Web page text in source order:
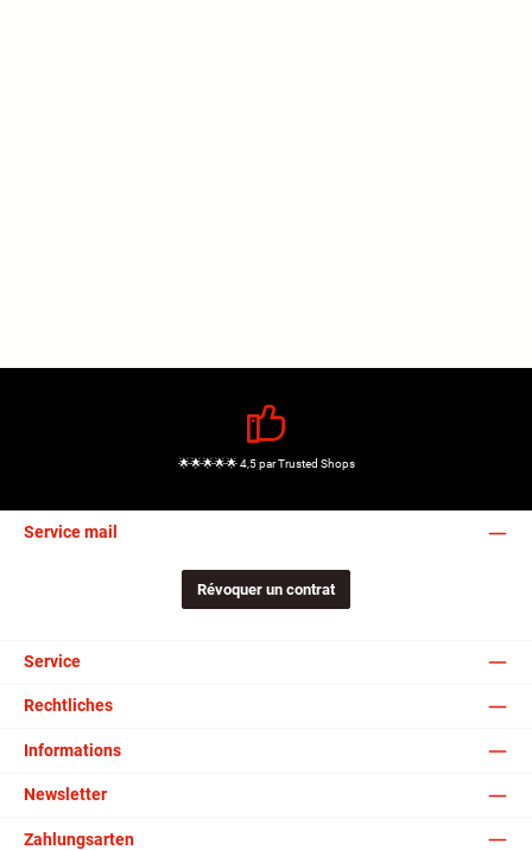
🌟🌟🌟🌟🌟 4,5 par Trusted Shops
Service mail
Révoquer un contrat
Service
Rechtliches
Informations
Newsletter
Zahlungsarten